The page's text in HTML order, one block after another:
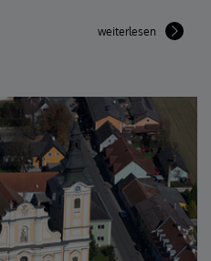
weiterlesen